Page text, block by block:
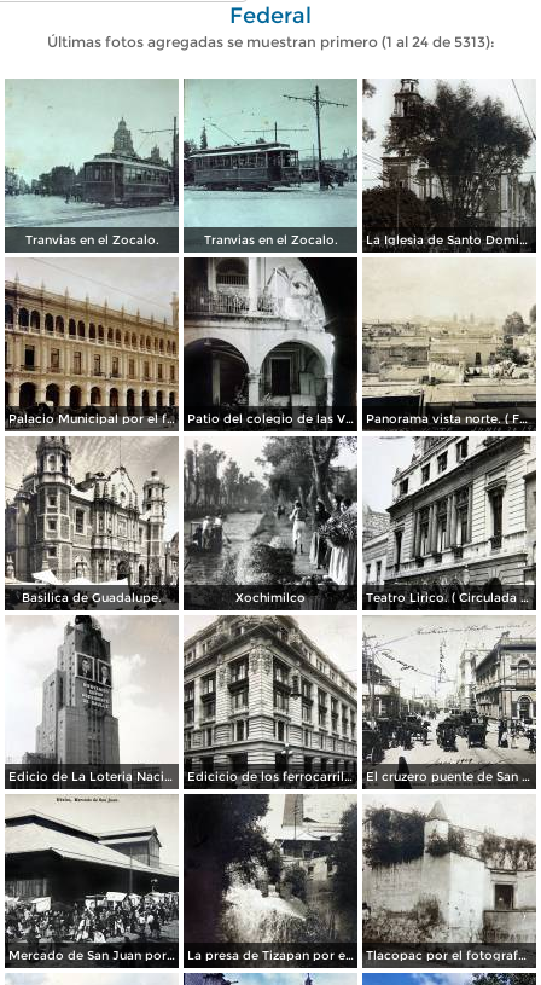
Federal
Últimas fotos agregadas se muestran primero (1 al 24 de 5313):
Tranvias en el Zocalo. Tranvias en el Zocalo. La Iglesia de Santo Domingo.
Palacio Municipal por el fotografo Hugo Brehme.. Patio del colegio de las Vizcainas por el fotografo Hugo Brehme. Panorama vista norte. ( Fechada el 20 de Junio de 1905 ).
Basilica de Guadalupe. Xochimilco Teatro Lirico. ( Circulada el 1 de Agosto de 1926 ).
Edicio de La Loteria Nacional Ciudad de México Abril de 1964 Edicicio de los ferrocarriles. El cruzero puente de San Francisco y Guardiola por el fotografo Felix Miret.
Mercado de San Juan por el fotografo Felix Miret La presa de Tizapan por el fotografo Fernando Kososky. ( Circulada el 22 de Diembre de 1910 ). Tlacopac por el fotografo Hugo Brehme.